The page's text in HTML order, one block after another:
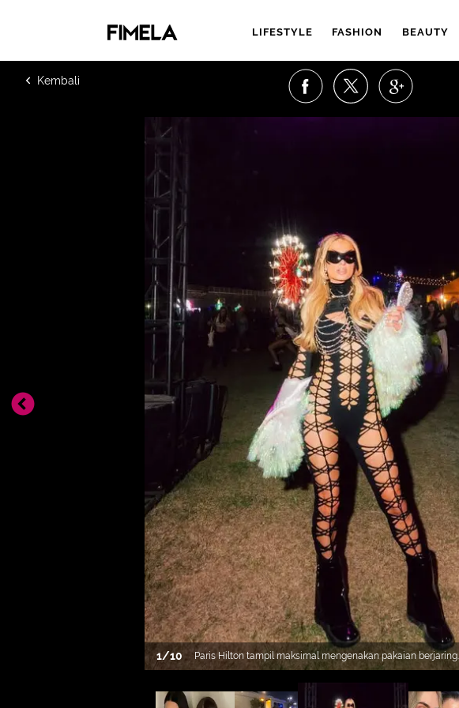
LIFESTYLE FASHION BEAUTY
1/10
Paris Hilton tampil maksimal mengenakan pakaian berjaring
warna hitam selaras dengan sepatu boots dan kacamata
[@parishilton]